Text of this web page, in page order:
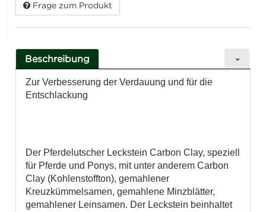
Frage zum Produkt
Beschreibung
Zur Verbesserung der Verdauung und für die
Entschlackung
Der Pferdelutscher Leckstein Carbon Clay, speziell
für Pferde und Ponys, mit unter anderem Carbon
Clay (Kohlenstoffton), gemahlener
Kreuzkümmelsamen, gemahlene Minzblätter,
gemahlener Leinsamen. Der Leckstein beinhaltet